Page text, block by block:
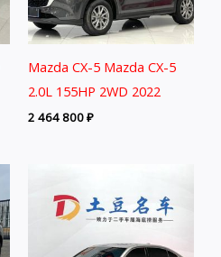
Mazda CX-5 Mazda CX-5
2.0L 155HP 2WD 2022
2 464 800₽